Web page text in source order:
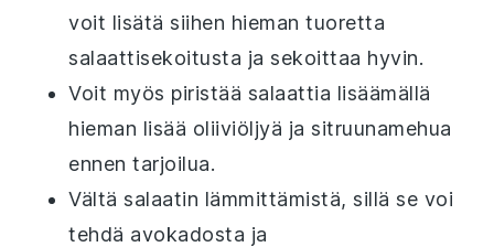
voit lisätä siihen hieman tuoretta
salaattisekoitusta ja sekoittaa hyvin.
Voit myös piristää salaattia lisäämällä
hieman lisää oliiviöljyä jasitruunamehua
ennen tarjoilua.
Vältäsalaatin lämmittämistä, sillä se voi
tehdä avokadosta ja